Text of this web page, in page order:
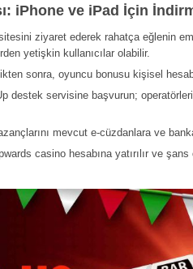
iPhone ve iPad İçin
ziyaret ederek rahatça eğlenin
yetişkin kullanıcılar olabilir.
sonra, oyuncu bonusu kişisel
destek servisine başvurun;
mevcut e-cüzdanlara ve
casino hesabına yatırılır ve